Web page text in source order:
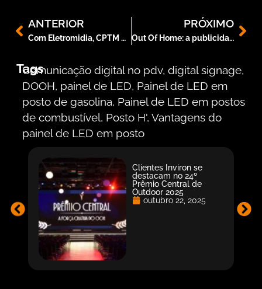
ANTERIOR
Com Eletromidia, CPTM prevê arrecadar mais de R$ 400 mi
PRÓXIMO
Out Of Home: a publicidade que o consumidor vê
Tags
Comunicação digital no pdv,digital signage,
DOOH, painel de LED, Painel de LED em
posto de gasolina, Painel de LED em postos
de combustível, Posto H',Vantagens do
painel de LED em posto
Clientes Inviron se
destacam no 24º
Prêmio Central de
Outdoor 2025
outubro 22, 2025